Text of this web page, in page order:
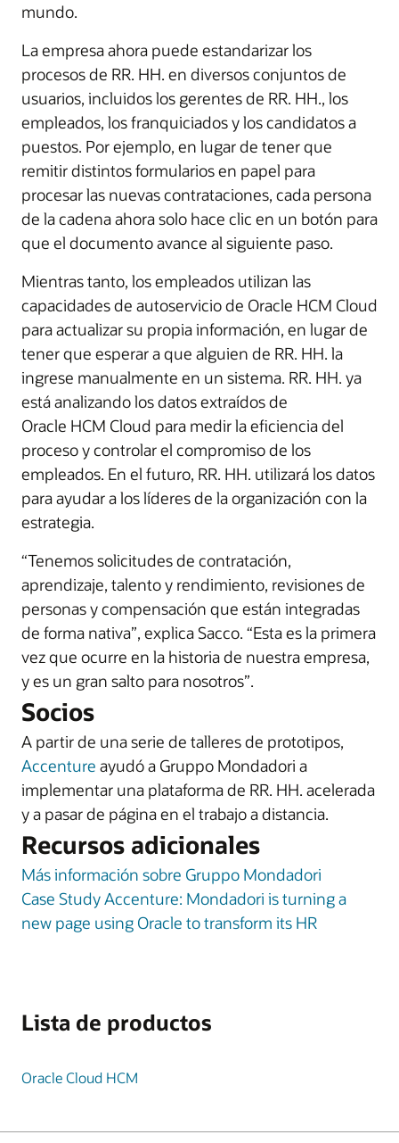
mundo.
La empresa ahora puede estandarizar los
procesos de RR. HH. en diversos conjuntos de
usuarios, incluidos los gerentes de RR. HH., los
empleados, los franquiciados y los candidatos a
puestos. Por ejemplo, en lugar de tener que
remitir distintos formularios en papel para
procesar las nuevas contrataciones, cada persona
de la cadena ahora solo hace clic en un botón para
que el documento avance al siguiente paso.
Mientras tanto, los empleados utilizan las
capacidades de autoservicio de Oracle HCM Cloud
para actualizar su propia información, en lugar de
tener que esperar a que alguien de RR. HH. la
ingrese manualmente en un sistema. RR. HH. ya
está analizando los datos extraídos de
Oracle HCM Cloud para medir la eficiencia del
proceso y controlar el compromiso de los
empleados. En el futuro, RR. HH. utilizará los datos
para ayudar a los líderes de la organización con la
estrategia.
“Tenemos solicitudes de contratación,
aprendizaje, talento y rendimiento, revisiones de
personas y compensación que están integradas
de forma nativa”, explica Sacco. “Esta es la primera
vez que ocurre en la historia de nuestra empresa,
y es un gran salto para nosotros”.
Socios
A partir de una serie de talleres de prototipos,
Accenture ayudó a Gruppo Mondadori a
implementar una plataforma de RR. HH. acelerada
y a pasar de página en el trabajo a distancia.
Recursos adicionales
Más información sobre Gruppo Mondadori
Case Study Accenture: Mondadori is turning a
new page using Oracle to transform its HR
Lista de productos
Oracle Cloud HCM